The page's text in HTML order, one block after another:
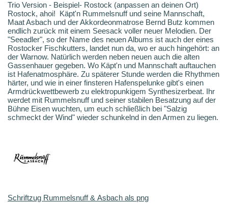
Trio Version - Beispiel- Rostock (anpassen an deinen Ort)
Rostock, ahoi! Käpt'n Rummelsnuff und seine Mannschaft,
Maat Asbach und der Akkordeonmatrose Bernd Butz kommen
endlich zurück mit einem Seesack voller neuer Melodien. Der
"Seeadler", so der Name des neuen Albums ist auch der eines
Rostocker Fischkutters, landet nun da, wo er auch hingehört: an
der Warnow. Natürlich werden neben neuen auch die alten
Gassenhauer gegeben. Wo Käpt'n und Mannschaft auftauchen
ist Hafenatmosphäre. Zu späterer Stunde werden die Rhythmen
härter, und wie in einer finsteren Hafenspelunke gibt's einen
Armdrückwettbewerb zu elektropunkigem Synthesizerbeat. Ihr
werdet mit Rummelsnuff und seiner stabilen Besatzung auf der
Bühne Eisen wuchten, um euch schließlich bei "Salzig
schmeckt der Wind" wieder schunkelnd in den Armen zu liegen.
Schriftzug Rummelsnuff & Asbach als png